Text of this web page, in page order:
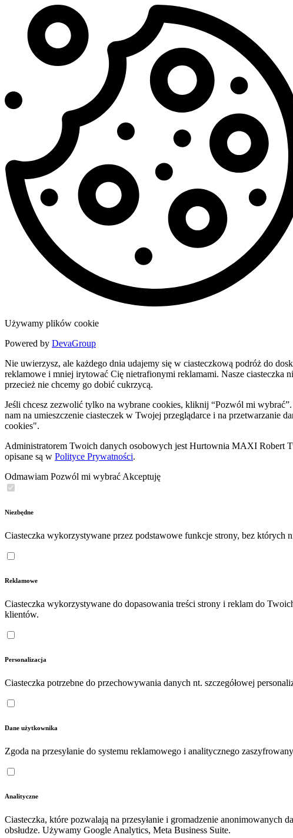
Używamy plików cookie
Powered by DevaGroup
Nie uwierzysz, ale każdego dnia udajemy się w ciasteczkową podróż do
reklamowe i mniej irytować Cię nietrafionymi reklamami. Nasze ciasteczka
przecież nie chcemy go dobić cukrzycą.
Jeśli chcesz zezwolić tylko na wybrane cookies, kliknij “Pozwól mi
nam na umieszczenie ciasteczek w Twojej przeglądarce i na przetwarzanie
cookies".
Administratorem Twoich danych osobowych jest Hurtownia MAXI Robert
opisane są w Polityce Prywatności.
Odmawiam Pozwól mi wybrać Akceptuję
Niezbędne
Ciasteczka wykorzystywane przez podstawowe funkcje strony, bez których
Reklamowe
Ciasteczka wykorzystywane do dopasowania treści strony i reklam do
klientów.
Personalizacja
Ciasteczka potrzebne do przechowywania danych nt. szczegółowej
Dane użytkownika
Zgoda na przesyłanie do systemu reklamowego i analitycznego
Analityczne
Ciasteczka, które pozwalają na przesyłanie i gromadzenie anonimowanych
obsłudze. Używamy Google Analytics, Meta Business Suite.